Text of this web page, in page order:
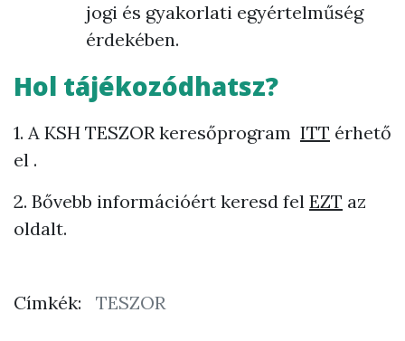
jogi és gyakorlati egyértelműség
érdekében.
Hol tájékozódhatsz?
1. A KSH TESZOR keresőprogram ITT érhető
el .
2. Bővebb információért keresd fel EZT az
oldalt.
Címkék: TESZOR